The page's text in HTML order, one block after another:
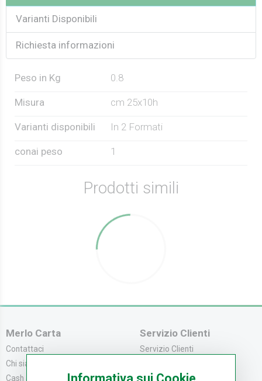
Varianti Disponibili
Richiesta informazioni
Peso in Kg 0.8
Misura cm 25x10h
Varianti disponibili In 2 Formati
conai peso 1
Prodotti simili
Merlo Carta
Contattaci
Chi siamo
Cash & Carry
Servizio Clienti
Servizio Clienti
Modalità di Spediz...